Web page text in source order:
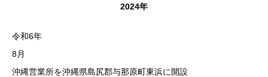
2024年
令和6年
8月
沖縄営業所を沖縄県島尻郡与那原町東浜に開設